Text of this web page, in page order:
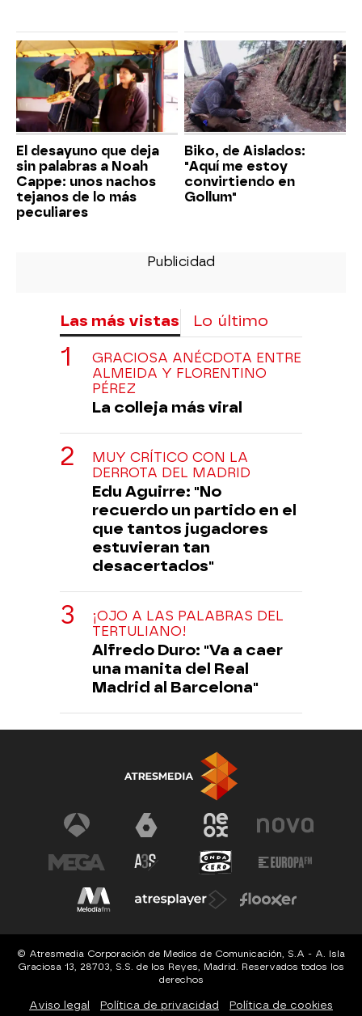
El desayuno que deja
sin palabras a Noah
Cappe: unos nachos
tejanos de lo más
peculiares
Biko, de Aislados:
"Aquí me estoy
convirtiendo en
Gollum"
Las más vistas Lo último
GRACIOSA ANÉCDOTA ENTRE
ALMEIDA Y FLORENTINO
PÉREZ
La colleja más viral
MUY CRÍTICO CON LA
DERROTA DEL MADRID
Edu Aguirre: "No
recuerdo un partido en el
que tantos jugadores
estuvieran tan
desacertados"
¡OJO A LAS PALABRAS DEL
TERTULIANO!
Alfredo Duro: "Va a caer
una manita del Real
Madrid al Barcelona"
© Atresmedia Corporación de Medios de Comunicación, S.A - A. Isla
Graciosa 13, 28703, S.S. de los Reyes, Madrid. Reservados todos los
derechos
Aviso legal Política de privacidad Política de cookies